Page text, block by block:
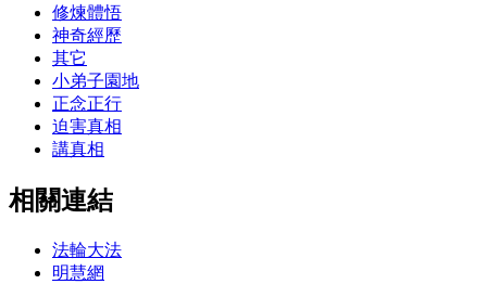
修煉體悟
神奇經歷
其它
小弟子園地
正念正行
迫害真相
講真相
相關連結
法輪大法
明慧網